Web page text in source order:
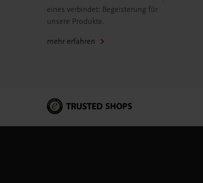
eines verbindet: Begeisterung für
unsere Produkte.
mehr erfahren